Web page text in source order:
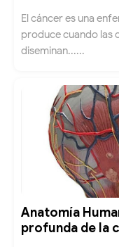
El cáncer es una
produce cuando las
diseminan......
Anatomía
profunda de la